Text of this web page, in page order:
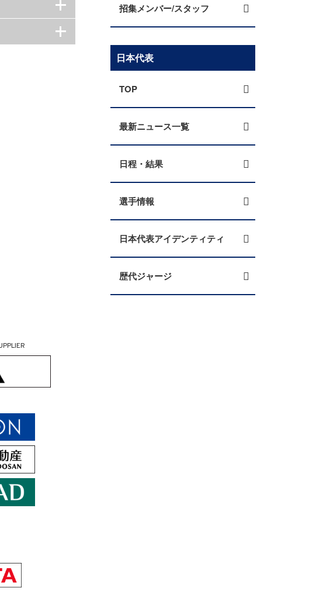
招集メンバー/スタッフ
日本代表
TOP
最新ニュース一覧
日程・結果
選手情報
日本代表アイデンティティ
歴代ジャージ